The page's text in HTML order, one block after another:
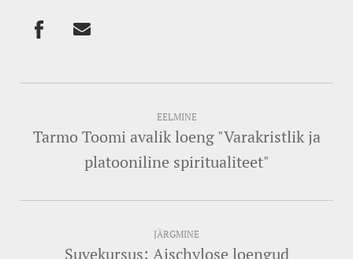
EELMINE
Tarmo Toomi avalik loeng "Varakristlik ja
platooniline spiritualiteet"
JÄRGMINE
Suvekursus: Aischylose loengud